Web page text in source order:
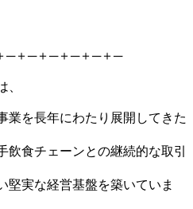
─＋─＋─＋─＋─＋─
、
業を長年にわたり展開してきた
飲食チェーンとの継続的な取引
堅実な経営基盤を築いていま